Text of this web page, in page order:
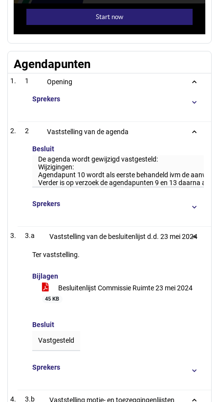
Agendapunten
1 Opening
Sprekers
2 Vaststelling van de agenda
Besluit
De agenda wordt gewijzigd vastgesteld:
Wijzigingen:
Agendapunt 10 wordt als eerste behandeld ivm de
Verder is op verzoek de agendapunten 9 en 13 daarna aan
Sprekers
3.a Vaststelling van de besluitenlijst d.d. 23 mei 2024
Ter vaststelling.
Bijlagen
Besluitenlijst Commissie Ruimte 23 mei 2024
45 KB
Besluit
Vastgesteld
Sprekers
3.b Vaststelling motie- en toezeggingenlijsten